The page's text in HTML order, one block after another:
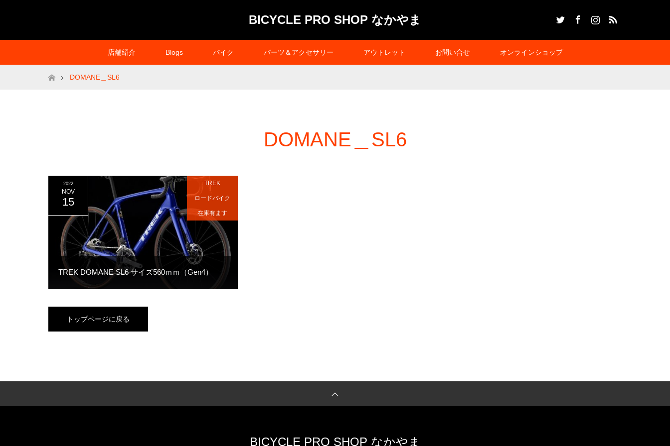
BICYCLE PRO SHOP なかやま
店舗紹介 Blogs バイク パーツ＆アクセサリー アウトレット お問い合せ オンラインショップ
ホームDOMANE＿SL6
DOMANE＿SL6
TREK DOMANE SL6 サイズ560ｍｍ（Gen4）
2022
NOV
15
TREK
ロードバイク
在庫有ます
トップページに戻る
BICYCLE PRO SHOP なかやま